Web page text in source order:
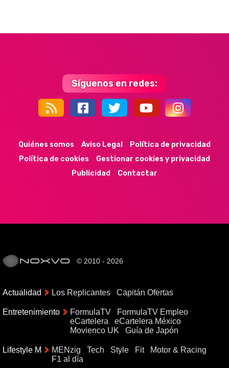
Síguenos en redes:
44k 9k 35k 352
Quiénes somos Aviso Legal
Política de privacidad
Política de cookies
Gestionar cookies y privacidad
Publicidad
Contactar
© 2010 - 2026
Actualidad Los Replicantes Capitán Ofertas
Entretenimiento FormulaTV
FormulaTV Empleo
eCartelera
eCartelera México
Movienco UK
Guía de Japón
Lifestyle M MENzig Tech Style Fit
Motor & Racing
F1 al día